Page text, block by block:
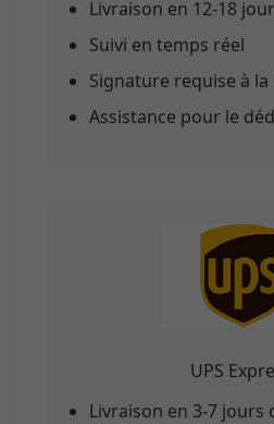
Livraison en 12-18
Suivi en temps réel
Signature requise à
Assistance pour le
UPS
Livraison en 3-7 jours